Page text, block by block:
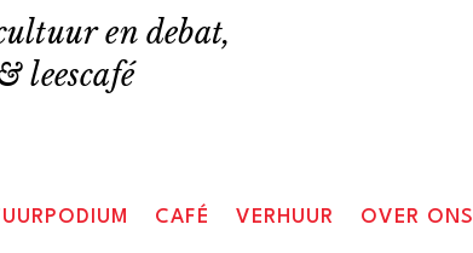
en debat,
leescafé
CAFÉ VERHUUR OVER ONS